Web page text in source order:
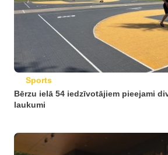
Sports
Bērzu ielā 54 iedzīvotājiem pieejami
laukumi